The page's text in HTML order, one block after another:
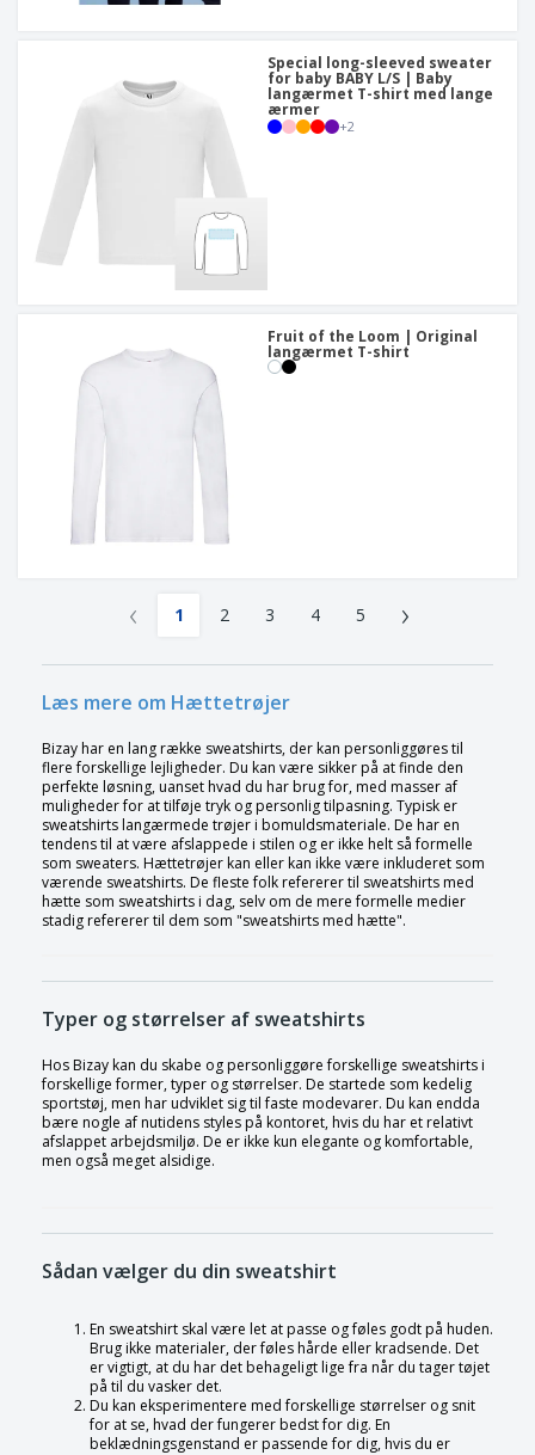
Special long-sleeved sweater
for baby BABY L/S | Baby
langærmet T-shirt med lange
ærmer
+2
Fruit of the Loom | Original
langærmet T-shirt
‹ 1 2 3 4 5 ›
Læs mere om Hættetrøjer
Bizay har en lang række sweatshirts, der kan personliggøres til
flere forskellige lejligheder. Du kan være sikker på at finde den
perfekte løsning, uanset hvad du har brug for, med masser af
muligheder for at tilføje tryk og personlig tilpasning. Typisk er
sweatshirts langærmede trøjer i bomuldsmateriale. De har en
tendens til at være afslappede i stilen og er ikke helt så formelle
som sweaters. Hættetrøjer kan eller kan ikke være inkluderet som
værende sweatshirts. De fleste folk refererer til sweatshirts med
hætte som sweatshirts i dag, selv om de mere formelle medier
stadig refererer til dem som "sweatshirts med hætte".
Typer og størrelser af sweatshirts
Hos Bizay kan du skabe og personliggøre forskellige sweatshirts i
forskellige former, typer og størrelser. De startede som kedelig
sportstøj, men har udviklet sig til faste modevarer. Du kan endda
bære nogle af nutidens styles på kontoret, hvis du har et relativt
afslappet arbejdsmiljø. De er ikke kun elegante og komfortable,
men også meget alsidige.
Sådan vælger du din sweatshirt
En sweatshirt skal være let at passe og føles godt på huden.
Brug ikke materialer, der føles hårde eller kradsende. Det
er vigtigt, at du har det behageligt lige fra når du tager tøjet
på til du vasker det.
Du kan eksperimentere med forskellige størrelser og snit
for at se, hvad der fungerer bedst for dig. En
beklædningsgenstand er passende for dig, hvis du er